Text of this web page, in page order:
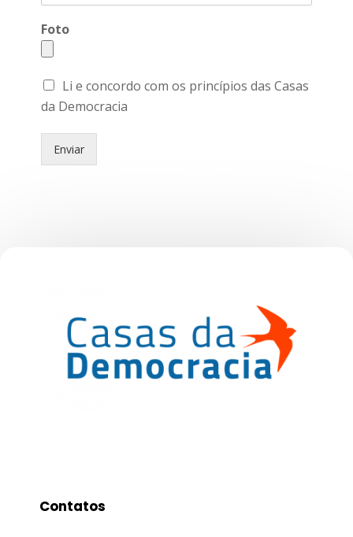
Foto
Li e concordo com os princípios das Casas
da Democracia
Enviar
Contatos